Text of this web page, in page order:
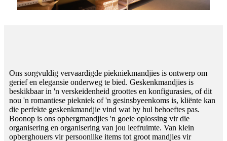
Ons sorgvuldig vervaardigde piekniekmandjies is ontwerp om
gerief en elegansie onderweg te bied. Geskenkmandjies is
beskikbaar in 'n verskeidenheid groottes en konfigurasies, of dit
nou 'n romantiese piekniek of 'n gesinsbyeenkoms is, kliënte kan
die perfekte geskenkmandjie vind wat by hul behoeftes pas.
Boonop is ons opbergmandjies 'n goeie oplossing vir die
organisering en organisering van jou leefruimte. Van klein
opberghouers vir persoonlike items tot groot mandjies vir